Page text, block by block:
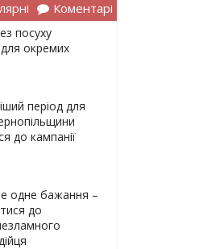
Коментарі
посуху
окремих
період для
до кампанії
одне бажання –
до